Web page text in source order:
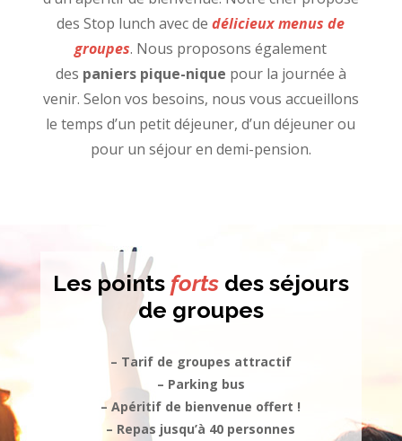
des Stop lunch avec dedélicieux menus de
groupes. Nous proposons également
des paniers pique-nique pour la journée à
venir. Selon vos besoins, nous vous accueillons
le temps d’un petit déjeuner, d’un déjeuner ou
pour un séjour en demi-pension.
Les points forts des séjours
de groupes
– Tarif de groupes attractif
– Parking bus
– Apéritif de bienvenue offert !
– Repas jusqu’à 40 personnes